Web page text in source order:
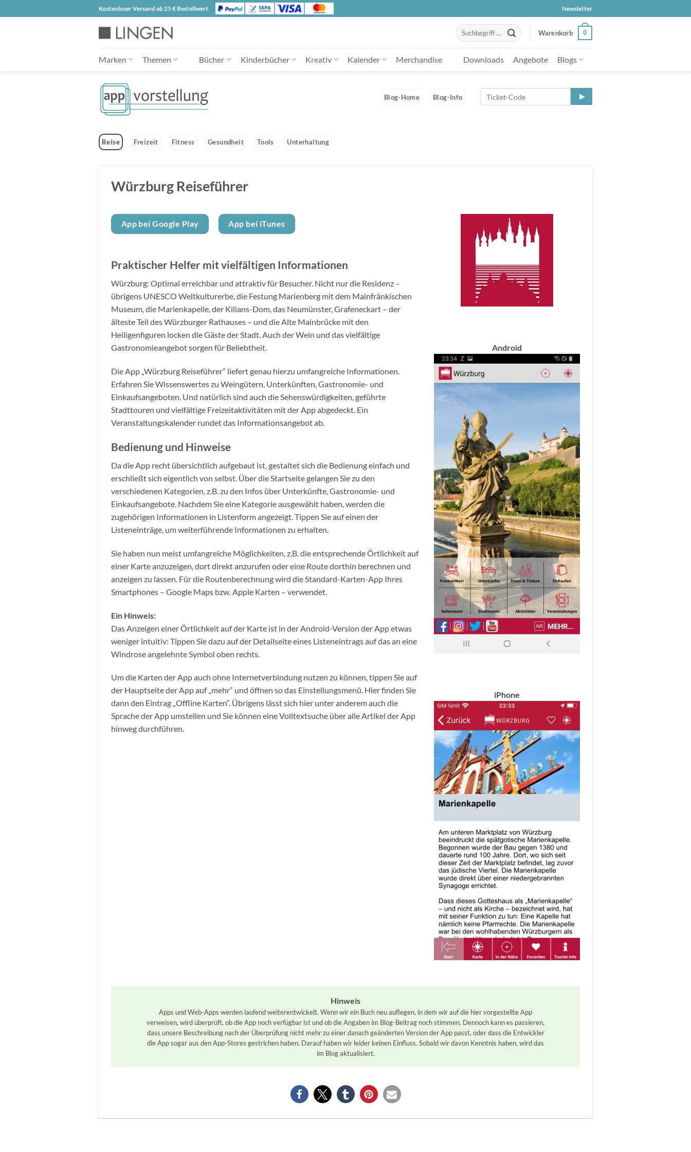
Inhalt
Kostenloser Versand ab 25 € Bestellwert Newsletter
Suche
nach:
Warenkorb 0
Marken Themen Bücher Kinderbücher Kreativ Kalender Merchandise Downloads Angebote Blogs
Blog-Home Blog-Info
Reise Freizeit Fitness Gesundheit Tools Unterhaltung
Würzburg Reiseführer
App bei Google Play App bei iTunes
Praktischer Helfer mit vielfältigen Informationen
Würzburg: Optimal erreichbar und attraktiv für Besucher. Nicht nur die Residenz –
übrigens UNESCO Weltkulturerbe, die Festung Marienberg mit dem Mainfränkischen
Museum, die Marienkapelle, der Kilians-Dom, das Neumünster, Grafeneckart – der
älteste Teil des Würzburger Rathauses – und die Alte Mainbrücke mit den
Heiligenfiguren locken die Gäste der Stadt. Auch der Wein und das vielfältige
Gastronomieangebot sorgen für Beliebtheit.
Die App „Würzburg Reiseführer“ liefert genau hierzu umfangreiche Informationen.
Erfahren Sie Wissenswertes zu Weingütern, Unterkünften, Gastronomie- und
Einkaufsangeboten. Und natürlich sind auch die Sehenswürdigkeiten, geführte
Stadttouren und vielfältige Freizeitaktivitäten mit der App abgedeckt. Ein
Veranstaltungskalender rundet das Informationsangebot ab.
Bedienung und Hinweise
Da die App recht übersichtlich aufgebaut ist, gestaltet sich die Bedienung einfach und
erschließt sich eigentlich von selbst. Über die Startseite gelangen Sie zu den
verschiedenen Kategorien, z.B. zu den Infos über Unterkünfte, Gastronomie- und
Einkaufsangebote. Nachdem Sie eine Kategorie ausgewählt haben, werden die
zugehörigen Informationen in Listenform angezeigt. Tippen Sie auf einen der
Listeneinträge, um weiterführende Informationen zu erhalten.
Sie haben nun meist umfangreiche Möglichkeiten, z.B. die entsprechende Örtlichkeit auf
einer Karte anzuzeigen, dort direkt anzurufen oder eine Route dorthin berechnen und
anzeigen zu lassen. Für die Routenberechnung wird die Standard-Karten-App Ihres
Smartphones – Google Maps bzw. Apple Karten – verwendet.
Ein Hinweis:
Das Anzeigen einer Örtlichkeit auf der Karte ist in der Android-Version der App etwas
weniger intuitiv: Tippen Sie dazu auf der Detailseite eines Listeneintrags auf das an eine
Windrose angelehnte Symbol oben rechts.
Um die Karten der App auch ohne Internetverbindung nutzen zu können, tippen Sie auf
der Hauptseite der App auf „mehr“ und öffnen so das Einstellungsmenü. Hier finden Sie
dann den Eintrag „Offline Karten“. Übrigens lässt sich hier unter anderem auch die
Sprache der App umstellen und Sie können eine Volltextsuche über alle Artikel der App
hinweg durchführen.
Android
iPhone
Hinweis
Apps und Web-Apps werden laufend weiterentwickelt. Wenn wir ein Buch neu auflegen, in dem wir auf die hier vorgestellte App
verweisen, wird überprüft, ob die App noch verfügbar ist und ob die Angaben im Blog-Beitrag noch stimmen. Dennoch kann es passieren,
dass unsere Beschreibung nach der Überprüfung nicht mehr zu einer danach geänderten Version der App passt, oder dass die Entwickler
die App sogar aus den App-Stores gestrichen haben. Darauf haben wir leider keinen Einfluss. Sobald wir davon Kenntnis haben, wird das
im Blog aktualisiert.